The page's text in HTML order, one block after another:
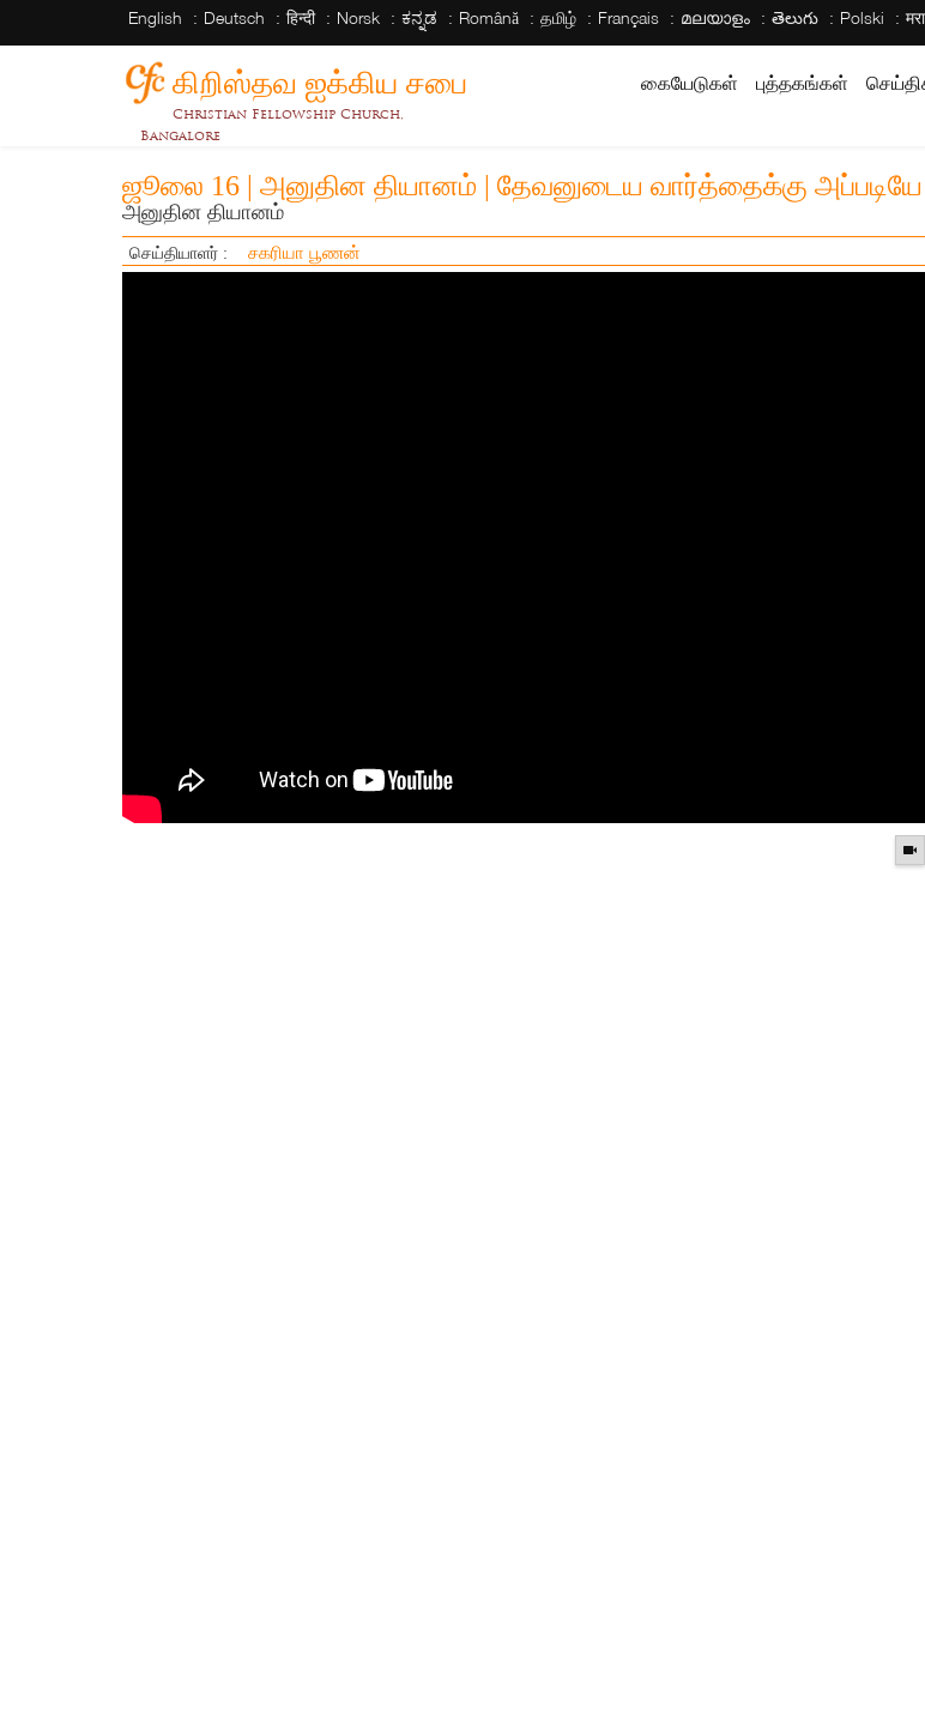
English Deutsch हिन्दी Norsk ಕನ್ನಡ Română தமிழ் Français മലയാളം తెలుగు Polski
கிறிஸ்தவ ஐக்கிய சபை
Christian Fellowship Church,
Bangalore
கையேடுகள் புத்தகங்கள்
ஜூலை 16 | அனுதின தியானம் | தேவனுடைய வார்த்தைக்கு
அனுதின தியானம்
செய்தியாளர் : சகரியா பூணன்